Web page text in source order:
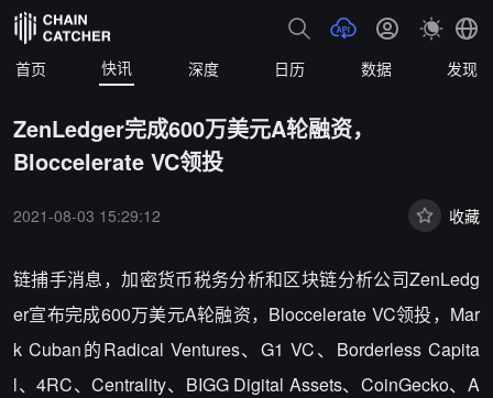
首页 快讯 深度 日历 数据 发现
ZenLedger完成600万美元A轮融资，
Bloccelerate VC领投
2021-08-03 15:29:12 收藏
链捕手消息，加密货币税务分析和区块链分析公司ZenLedg
er宣布完成600万美元A轮融资，Bloccelerate VC领投，Mar
k Cuban的Radical Ventures、G1 VC、Borderless Capita
l、4RC、Centrality、BIGG Digital Assets、CoinGecko、A